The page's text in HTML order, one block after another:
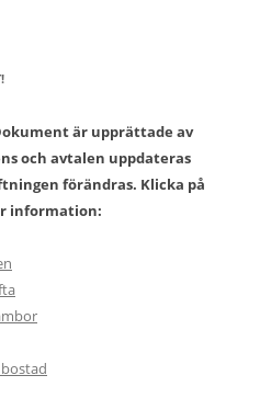
är upprättade av
och avtalen uppdateras
förändras. Klicka på
information: